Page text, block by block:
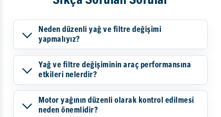
Neden düzenli yağ ve filtre değişimi
yapmalıyız?
Yağ ve filtre değişiminin araç performansına
etkileri nelerdir?
Motor yağının düzenli olarak kontrol edilmesi
neden önemlidir?